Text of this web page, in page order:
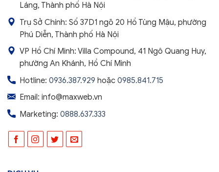
Láng, Thành phố Hà Nội
Trụ Sở Chính: Số 37D1 ngõ 20 Hồ Tùng Mậu, phường
Phú Diễn, Thành phố Hà Nội
VP Hồ Chí Minh: Villa Compound, 41 Ngô Quang Huy,
phường An Khánh, Hồ Chí Minh
Hotline: 0936.387.929 hoặc 0985.841.715
Email: info@maxweb.vn
Marketing: 0888.637.333